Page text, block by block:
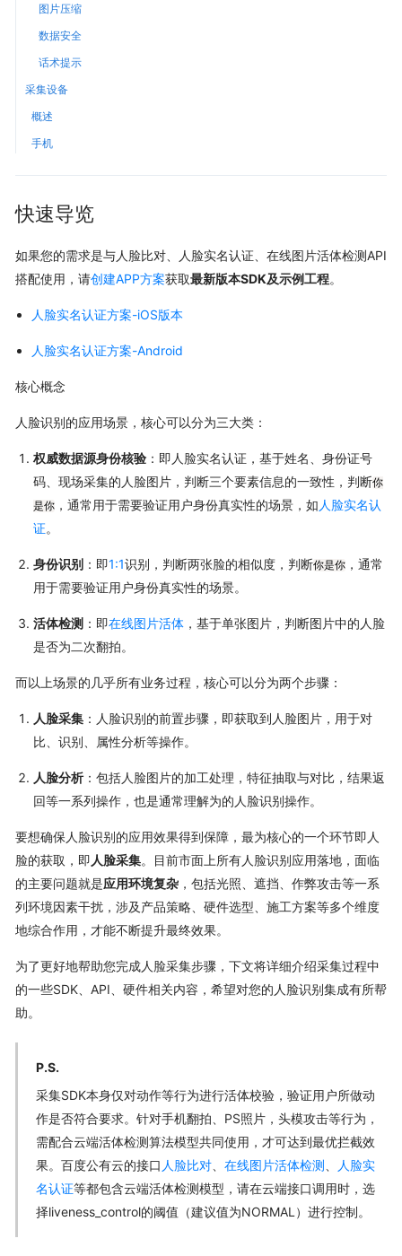
图片压缩
数据安全
话术提示
采集设备
概述
手机
快速导览
如果您的需求是与人脸比对、人脸实名认证、在线图片活体检测API
搭配使用，请创建APP方案获取最新版本SDK及示例工程。
人脸实名认证方案-iOS版本
人脸实名认证方案-Android
核心概念
人脸识别的应用场景，核心可以分为三大类：
权威数据源身份核验：即人脸实名认证，基于姓名、身份证号
码、现场采集的人脸图片，判断三个要素信息的一致性，判断你
是你，通常用于需要验证用户身份真实性的场景，如 人脸实名认
证。
身份识别：即1:1识别，判断两张脸的相似度，判断你是你，通常
用于需要验证用户身份真实性的场景。
活体检测 ：即在线图片活体，基于单张图片，判断图片中的人脸
是否为二次翻拍。
而以上场景的几乎所有业务过程，核心可以分为两个步骤：
人脸采集：人脸识别的前置步骤，即获取到人脸图片，用于对
比、识别、属性分析等操作。
人脸分析：包括人脸图片的加工处理，特征抽取与对比，结果返
回等一系列操作，也是通常理解为的人脸识别操作。
要想确保人脸识别的应用效果得到保障，最为核心的一个环节即人
脸的获取，即 人脸采集。目前市面上所有人脸识别应用落地，面临
的主要问题就是应用环境复杂，包括光照、遮挡、作弊攻击等一系
列环境因素干扰，涉及产品策略、硬件选型、施工方案等多个维度
地综合作用，才能不断提升最终效果。
为了更好地帮助您完成人脸采集步骤，下文将详细介绍采集过程中
的一些SDK、API、硬件相关内容，希望对您的人脸识别集成有所帮
助。
P.S.
采集SDK本身仅对动作等行为进行活体校验，验证用户所做动
作是否符合要求。针对手机翻拍、PS照片，头模攻击等行为，
需配合云端活体检测算法模型共同使用，才可达到最优拦截效
果。百度公有云的接口 人脸比对、 在线图片活体检测
人脸实
名认证等都包含云端活体检测模型，请在云端接口调用时，选
择liveness_control的阈值（建议值为NORMAL）进行控制。